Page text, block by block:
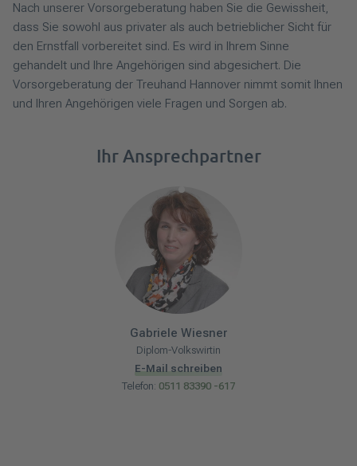
Nach unserer Vorsorgeberatung haben Sie die Gewissheit,
dass Sie sowohl aus privater als auch betrieblicher Sicht für
den Ernstfall vorbereitet sind. Es wird in Ihrem Sinne
gehandelt und Ihre Angehörigen sind abgesichert. Die
Vorsorgeberatung der Treuhand Hannover nimmt somit Ihnen
und Ihren Angehörigen viele Fragen und Sorgen ab.
Ihr Ansprechpartner
Gabriele Wiesner
Diplom-Volkswirtin
E-Mail schreiben
Telefon: 0511 83390 -617